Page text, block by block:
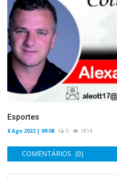
Esportes
8 Ago 2022 | 09:08 0 1814
COMENTÁRIOS (0)